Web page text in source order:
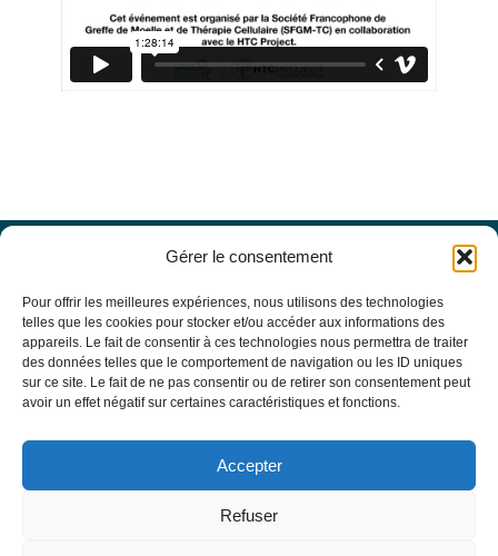
Gérer le consentement
Pour offrir les meilleures expériences, nous utilisons des technologies
telles que les cookies pour stocker et/ou accéder aux informations des
appareils. Le fait de consentir à ces technologies nous permettra de traiter
des données telles que le comportement de navigation ou les ID uniques
sur ce site. Le fait de ne pas consentir ou de retirer son consentement peut
avoir un effet négatif sur certaines caractéristiques et fonctions.
Accepter
Refuser
Actualités
Agenda
Missions du site
Mentions légales
Conditions générales d’utilisation
Base de données EBMT Registry